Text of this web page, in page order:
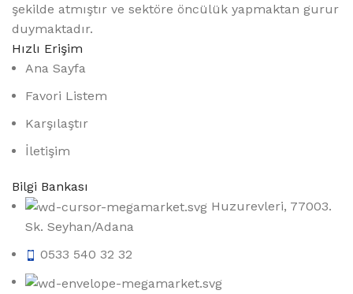
şekilde atmıştır ve sektöre öncülük yapmaktan gurur
duymaktadır.
Hızlı Erişim
Ana Sayfa
Favori Listem
Karşılaştır
İletişim
Bilgi Bankası
Huzurevleri, 77003.
Sk. Seyhan/Adana
0533 540 32 32